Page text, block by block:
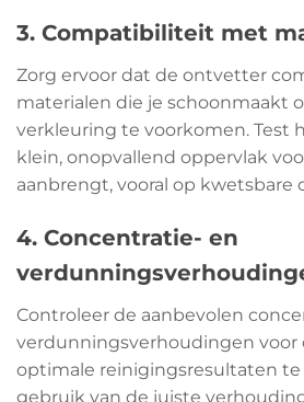
3. Compatibiliteit met
Zorg ervoor dat de ontvetter
materialen die je schoonmaakt
verkleuring te voorkomen. Test
klein, onopvallend oppervlak
aanbrengt, vooral op kwetsbare
4. Concentratie- en
Controleer de aanbevolen
verdunningsverhoudingen
optimale reinigingsresultaten te
gebruik van de juiste